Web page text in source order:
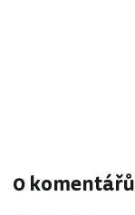
0 komentářů